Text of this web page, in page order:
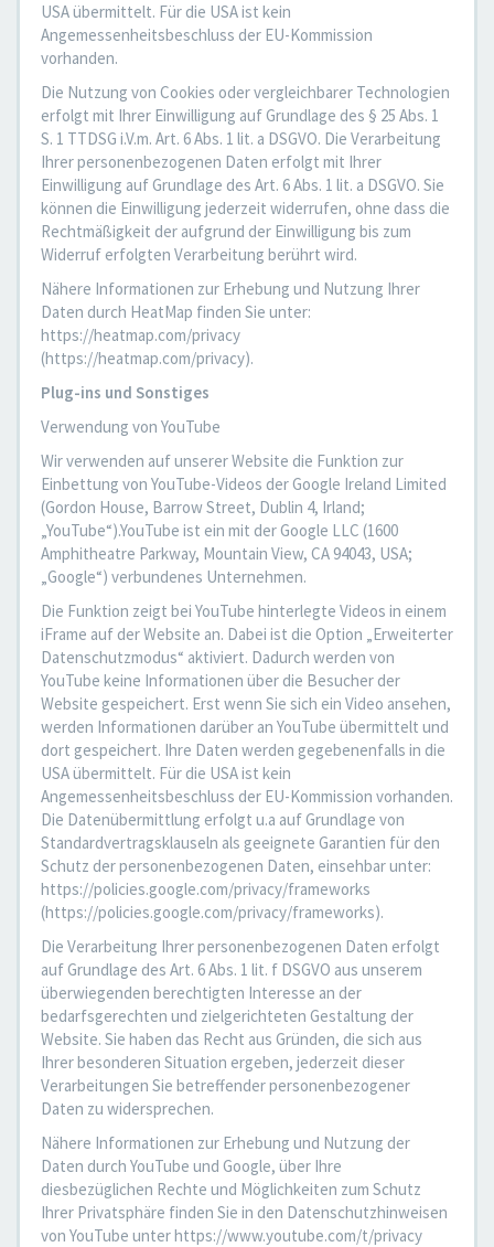
USA übermittelt. Für die USA ist kein
Angemessenheitsbeschluss der EU-Kommission
vorhanden.
Die Nutzung von Cookies oder vergleichbarer Technologien
erfolgt mit Ihrer Einwilligung auf Grundlage des § 25 Abs. 1
S. 1 TTDSG i.V.m. Art. 6 Abs. 1 lit. a DSGVO. Die Verarbeitung
Ihrer personenbezogenen Daten erfolgt mit Ihrer
Einwilligung auf Grundlage des Art. 6 Abs. 1 lit. a DSGVO. Sie
können die Einwilligung jederzeit widerrufen, ohne dass die
Rechtmäßigkeit der aufgrund der Einwilligung bis zum
Widerruf erfolgten Verarbeitung berührt wird.
Nähere Informationen zur Erhebung und Nutzung Ihrer
Daten durch HeatMap finden Sie unter:
https://heatmap.com/privacy
(https://heatmap.com/privacy).
Plug-ins und Sonstiges
Verwendung von YouTube
Wir verwenden auf unserer Website die Funktion zur
Einbettung von YouTube-Videos der Google Ireland Limited
(Gordon House, Barrow Street, Dublin 4, Irland;
„YouTube“).YouTube ist ein mit der Google LLC (1600
Amphitheatre Parkway, Mountain View, CA 94043, USA;
„Google“) verbundenes Unternehmen.
Die Funktion zeigt bei YouTube hinterlegte Videos in einem
iFrame auf der Website an. Dabei ist die Option „Erweiterter
Datenschutzmodus“ aktiviert. Dadurch werden von
YouTube keine Informationen über die Besucher der
Website gespeichert. Erst wenn Sie sich ein Video ansehen,
werden Informationen darüber an YouTube übermittelt und
dort gespeichert. Ihre Daten werden gegebenenfalls in die
USA übermittelt. Für die USA ist kein
Angemessenheitsbeschluss der EU-Kommission vorhanden.
Die Datenübermittlung erfolgt u.a auf Grundlage von
Standardvertragsklauseln als geeignete Garantien für den
Schutz der personenbezogenen Daten, einsehbar unter:
https://policies.google.com/privacy/frameworks
(https://policies.google.com/privacy/frameworks).
Die Verarbeitung Ihrer personenbezogenen Daten erfolgt
auf Grundlage des Art. 6 Abs. 1 lit. f DSGVO aus unserem
überwiegenden berechtigten Interesse an der
bedarfsgerechten und zielgerichteten Gestaltung der
Website. Sie haben das Recht aus Gründen, die sich aus
Ihrer besonderen Situation ergeben, jederzeit dieser
Verarbeitungen Sie betreffender personenbezogener
Daten zu widersprechen.
Nähere Informationen zur Erhebung und Nutzung der
Daten durch YouTube und Google, über Ihre
diesbezüglichen Rechte und Möglichkeiten zum Schutz
Ihrer Privatsphäre finden Sie in den Datenschutzhinweisen
von YouTube unter https://www.youtube.com/t/privacy